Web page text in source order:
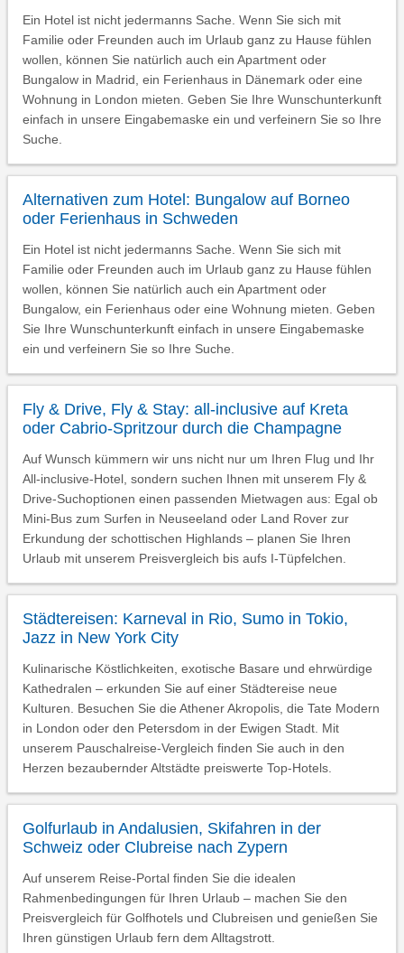
Ein Hotel ist nicht jedermanns Sache. Wenn Sie sich mit
Familie oder Freunden auch im Urlaub ganz zu Hause fühlen
wollen, können Sie natürlich auch ein Apartment oder
Bungalow in Madrid, ein Ferienhaus in Dänemark oder eine
Wohnung in London mieten. Geben Sie Ihre Wunschunterkunft
einfach in unsere Eingabemaske ein und verfeinern Sie so Ihre
Suche.
Alternativen zum Hotel: Bungalow auf Borneo
oder Ferienhaus in Schweden
Ein Hotel ist nicht jedermanns Sache. Wenn Sie sich mit
Familie oder Freunden auch im Urlaub ganz zu Hause fühlen
wollen, können Sie natürlich auch ein Apartment oder
Bungalow, ein Ferienhaus oder eine Wohnung mieten. Geben
Sie Ihre Wunschunterkunft einfach in unsere Eingabemaske
ein und verfeinern Sie so Ihre Suche.
Fly & Drive, Fly & Stay: all-inclusive auf Kreta
oder Cabrio-Spritzour durch die Champagne
Auf Wunsch kümmern wir uns nicht nur um Ihren Flug und Ihr
All-inclusive-Hotel, sondern suchen Ihnen mit unserem Fly &
Drive-Suchoptionen einen passenden Mietwagen aus: Egal ob
Mini-Bus zum Surfen in Neuseeland oder Land Rover zur
Erkundung der schottischen Highlands – planen Sie Ihren
Urlaub mit unserem Preisvergleich bis aufs I-Tüpfelchen.
Städtereisen: Karneval in Rio, Sumo in Tokio,
Jazz in New York City
Kulinarische Köstlichkeiten, exotische Basare und ehrwürdige
Kathedralen – erkunden Sie auf einer Städtereise neue
Kulturen. Besuchen Sie die Athener Akropolis, die Tate Modern
in London oder den Petersdom in der Ewigen Stadt. Mit
unserem Pauschalreise-Vergleich finden Sie auch in den
Herzen bezaubernder Altstädte preiswerte Top-Hotels.
Golfurlaub in Andalusien, Skifahren in der
Schweiz oder Clubreise nach Zypern
Auf unserem Reise-Portal finden Sie die idealen
Rahmenbedingungen für Ihren Urlaub – machen Sie den
Preisvergleich für Golfhotels und Clubreisen und genießen Sie
Ihren günstigen Urlaub fern dem Alltagstrott.